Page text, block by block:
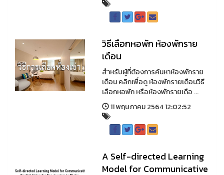
วิธีเลือกหอพัก ห้องพักราย
เดือน
สำหรับผู้ที่ต้องการค้นหาห้องพักราย
เดือน คลิกเพื่อดู ห้องพักรายเดือนวิธี
เลือกหอพัก หรือห้องพักรายเดือ ...
11 พฤษภาคม 2564 12:02:52
A Self-directed Learning
Model for Communicative